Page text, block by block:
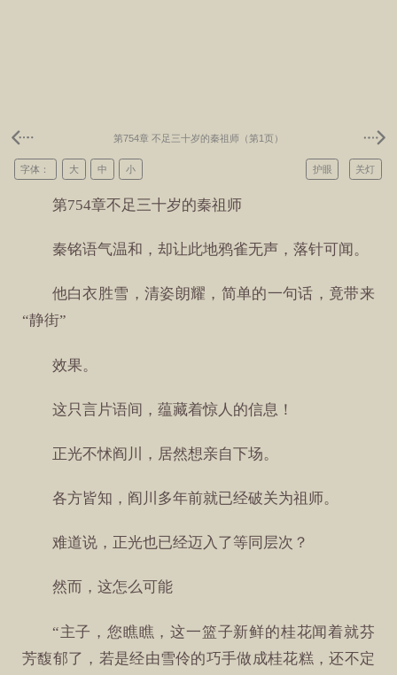
第754章 不足三十岁的秦祖师（第1页）
关灯
护眼
字体： 大 中 小
第754章不足三十岁的秦祖师
秦铭语气温和，却让此地鸦雀无声，落针可闻。
他白衣胜雪，清姿朗耀，简单的一句话，竟带来
“静街”
效果。
这只言片语间，蕴藏着惊人的信息！
正光不怵阎川，居然想亲自下场。
各方皆知，阎川多年前就已经破关为祖师。
难道说，正光也已经迈入了等同层次？
然而，这怎么可能
“主子，您瞧瞧，这一篮子新鲜的桂花闻着就芬
芳馥郁了，若是经由雪伶的巧手做成桂花糕，还不定